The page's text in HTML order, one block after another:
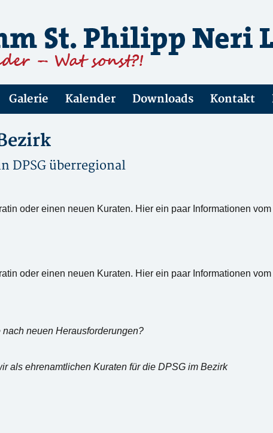
Galerie Kalender Downloads Kontakt
DPSG überregional
oder einen neuen Kuraten. Hier ein paar Informationen vom
oder einen neuen Kuraten. Hier ein paar Informationen vom
neuen Herausforderungen?
als ehrenamtlichen Kuraten für die DPSG im Bezirk